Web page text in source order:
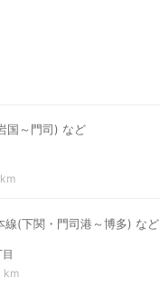
国～門司) など
線(下関・門司港～博多) など
km